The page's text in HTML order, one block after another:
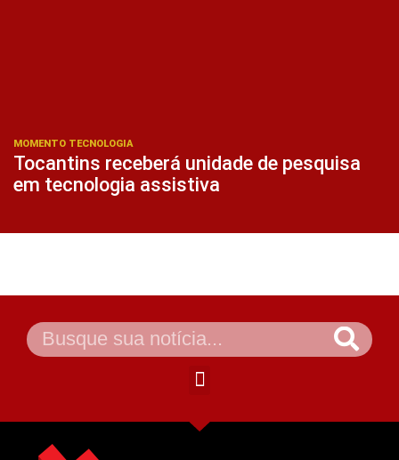
MOMENTO TECNOLOGIA
Tocantins receberá unidade de pesquisa
em tecnologia assistiva